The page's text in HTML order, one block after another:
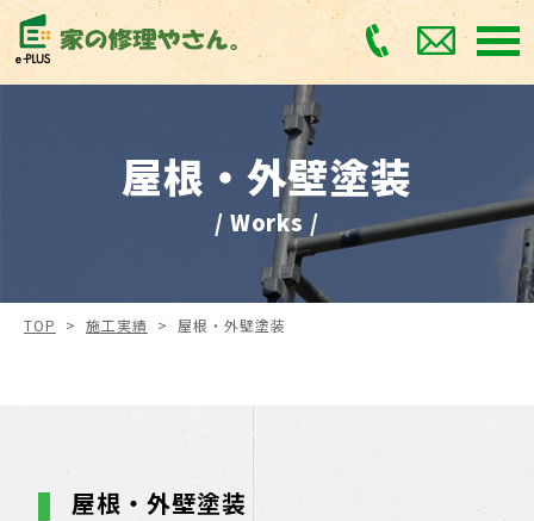
屋根・外壁塗装
/ Works /
TOP > 施工実績 > 屋根・外壁塗装
屋根・外壁塗装